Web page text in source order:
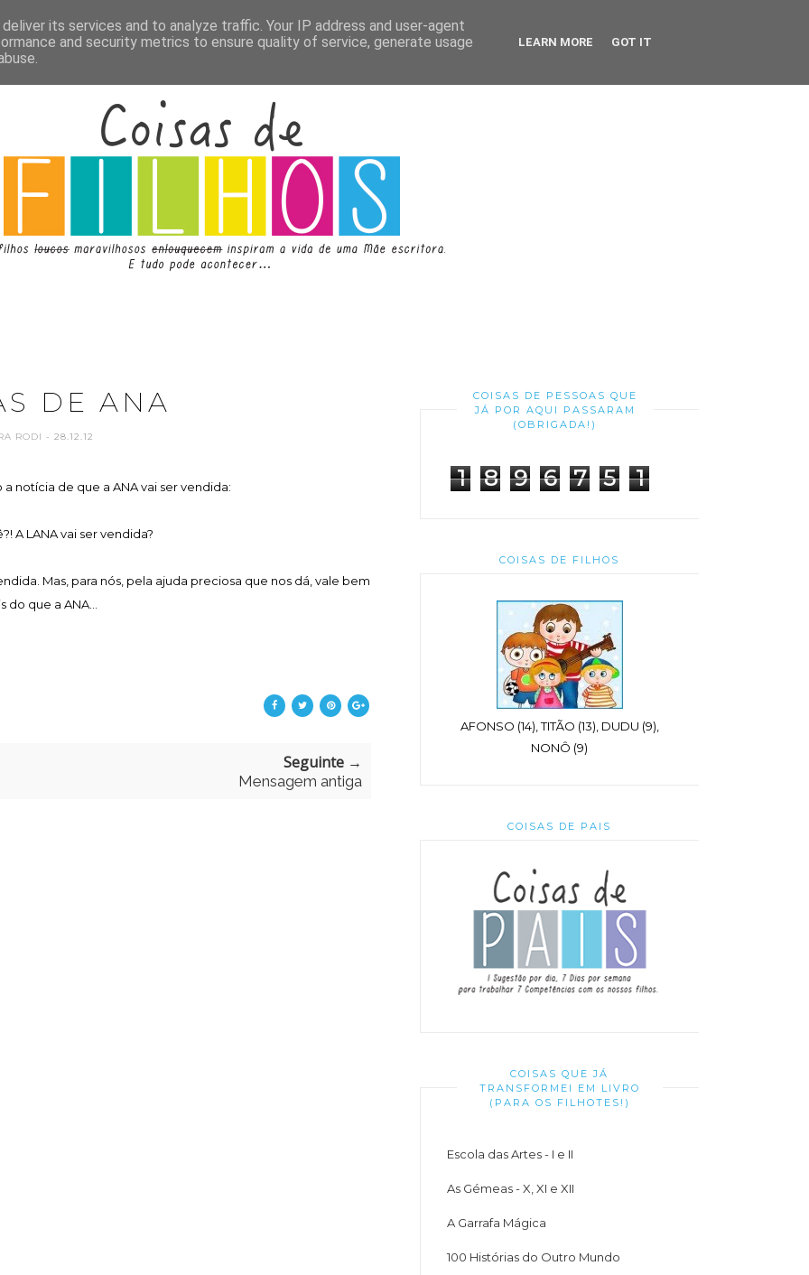
DE ANA
RODI - 28.12.12
notícia de que a ANA vai ser vendida:
A LANA vai ser vendida?
Mas, para nós, pela ajuda preciosa que nos dá, vale bem
do que a ANA...
Seguinte →
Mensagem antiga
COISAS DE PESSOAS QUE
JÁ POR AQUI PASSARAM
(OBRIGADA!)
1 8 9 6 7 5 1
COISAS DE FILHOS
AFONSO (14), TITÃO (13), DUDU (9),
NONÔ (9)
COISAS DE PAIS
COISAS QUE JÁ
TRANSFORMEI EM LIVRO
(PARA OS FILHOTES!)
Escola das Artes - I e II
As Gémeas - X, XI e XII
A Garrafa Mágica
100 Histórias do Outro Mundo
its services and to analyze traffic. Your IP address and user-agent
and security metrics to ensure quality of service, generate usage
LEARN MORE GOT IT